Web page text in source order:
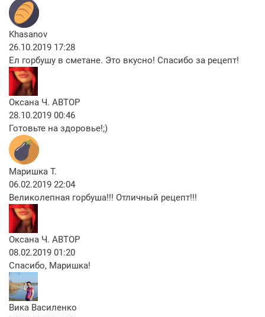
Khasanov
26.10.2019 17:28
Ел горбушу в сметане. Это вкусно! Спасибо за рецепт!
Оксана Ч. АВТОР
28.10.2019 00:46
Готовьте на здоровье!;)
Маришка Т.
06.02.2019 22:04
Великолепная горбуша!!! Отличный рецепт!!!
Оксана Ч. АВТОР
08.02.2019 01:20
Спасибо, Маришка!
Вика Василенко